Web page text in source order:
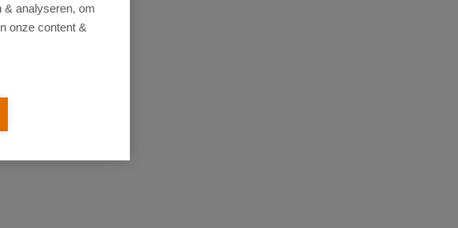
& analyseren, om
onze content &